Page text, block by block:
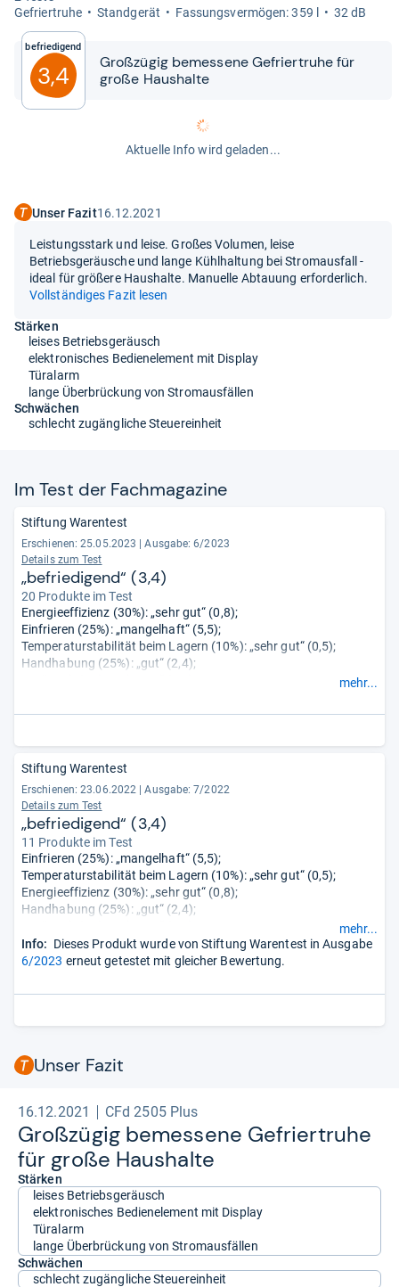
Gefrier­truhe
Stand­ge­rät Fas­sungs­ver­mö­gen: 359 l 32 dB
Befriedigend
3,4
Groß­zü­gig bemes­sene Gefrier­truhe für
große Haus­halte
Aktuelle Info wird geladen...
Unser Fazit16.12.2021
Leistungsstark und leise. Großes Volumen, leise
Betriebsgeräusche und lange Kühlhaltung bei Stromausfall -
ideal für größere Haushalte. Manuelle Abtauung erforderlich.
Vollständiges Fazit lesen
Stärken
leises Betriebsgeräusch
elektronisches Bedienelement mit Display
Türalarm
lange Überbrückung von Stromausfällen
Schwächen
schlecht zugängliche Steuereinheit
Im Test der Fach­ma­ga­zine
Stiftung Warentest
Erschienen: 25.05.2023 | Ausgabe: 6/2023
Details zum Test
„befriedigend“ (3,4)
20 Produkte im Test
Energieeffizienz (30%): „sehr gut“ (0,8);
Einfrieren (25%): „mangelhaft“ (5,5);
Temperaturstabilität beim Lagern (10%): „sehr gut“ (0,5);
Handhabung (25%): „gut“ (2,4);
mehr...
Stiftung Warentest
Erschienen: 23.06.2022 | Ausgabe: 7/2022
Details zum Test
„befriedigend“ (3,4)
11 Produkte im Test
Einfrieren (25%): „mangelhaft“ (5,5);
Temperaturstabilität beim Lagern (10%): „sehr gut“ (0,5);
Energieeffizienz (30%): „sehr gut“ (0,8);
Handhabung (25%): „gut“ (2,4);
Verhalten bei Störungen (5%): „sehr gut“ (0,7).
mehr...
Info: Dieses Produkt wurde von Stiftung Warentest in Ausgabe
6/2023 erneut getestet mit gleicher Bewertung.
Unser Fazit
16.12.2021 CFd 2505 Plus
Groß­zü­gig bemes­sene Gefrier­truhe
für große Haus­halte
Stärken
leises Betriebsgeräusch
elektronisches Bedienelement mit Display
Türalarm
lange Überbrückung von Stromausfällen
Schwächen
schlecht zugängliche Steuereinheit